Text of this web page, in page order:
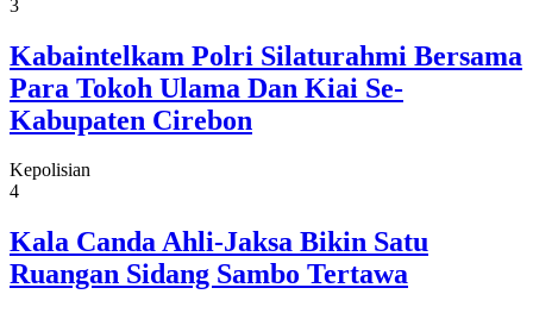
3
Kabaintelkam Polri Silaturahmi Bersama
Para Tokoh Ulama Dan Kiai Se-
Kabupaten Cirebon
Kepolisian
4
Kala Canda Ahli-Jaksa Bikin Satu
Ruangan Sidang Sambo Tertawa